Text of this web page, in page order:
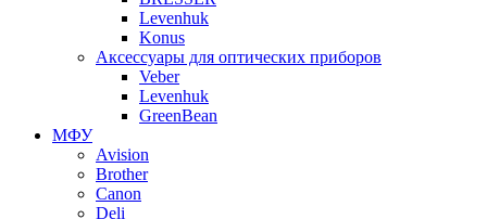
Levenhuk
Konus
Аксессуары для оптических приборов
Veber
Levenhuk
GreenBean
МФУ
Avision
Brother
Canon
Deli